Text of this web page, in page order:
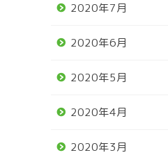
2020年7月
2020年6月
2020年5月
2020年4月
2020年3月